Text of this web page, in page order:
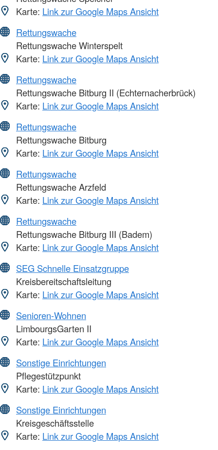
Karte: Link zur Google Maps Ansicht
Rettungswache
Rettungswache Winterspelt
Karte: Link zur Google Maps Ansicht
Rettungswache
Rettungswache Bitburg II (Echternacherbrück)
Karte: Link zur Google Maps Ansicht
Rettungswache
Rettungswache Bitburg
Karte: Link zur Google Maps Ansicht
Rettungswache
Rettungswache Arzfeld
Karte: Link zur Google Maps Ansicht
Rettungswache
Rettungswache Bitburg III (Badem)
Karte: Link zur Google Maps Ansicht
SEG Schnelle Einsatzgruppe
Kreisbereitschaftsleitung
Karte: Link zur Google Maps Ansicht
Senioren-Wohnen
LimbourgsGarten II
Karte: Link zur Google Maps Ansicht
Sonstige Einrichtungen
Pflegestützpunkt
Karte: Link zur Google Maps Ansicht
Sonstige Einrichtungen
Kreisgeschäftsstelle
Karte: Link zur Google Maps Ansicht